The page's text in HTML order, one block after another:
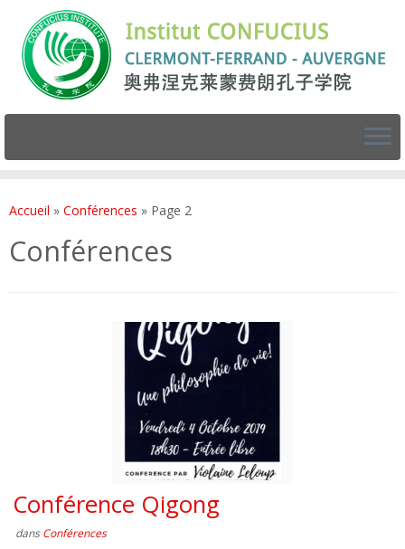
Accueil » Conférences » Page 2
Conférences
Conférence Qigong
dansConférences